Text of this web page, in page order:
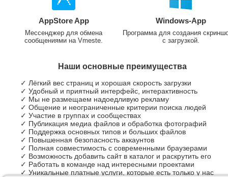
AppStore App
Мессенджер для обмена
сообщениями на Vmeste.
Windows-App
Программа для создания
с загрузкой.
Наши основные преимущества
✓ Лёгкий вес страниц и хорошая скорость загрузки
✓ Удобный и приятный интерфейс, интерактивность
✓ Мы не размещаем надоедливую рекламу
✓ Общение и неограниченные критерии поиска людей
✓ Участие в группах и сообществах
✓ Публикация медиа файлов и обработка фотографий
✓ Поддержка основных типов и больших файлов
✓ Повышенная безопасность аккаунтов
✓ Полная совместимость с современными браузерами
✓ Возможность добавить сайт в каталог и раскрутить его
✓ Работать в команде над интересными проектами
✓ Уникальные платные услуги, которые есть только у нас